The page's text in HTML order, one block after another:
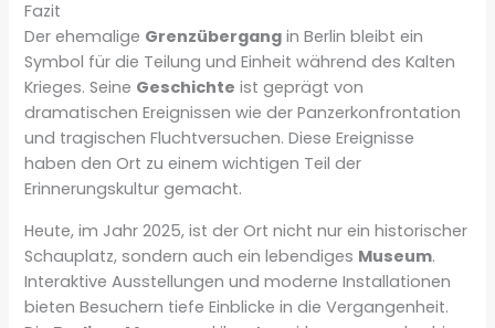
Fazit
Der ehemalige Grenzübergang in Berlin bleibt ein
Symbol für die Teilung und Einheit während des Kalten
Krieges. Seine Geschichte ist geprägt von
dramatischen Ereignissen wie der Panzerkonfrontation
und tragischen Fluchtversuchen. Diese Ereignisse
haben den Ort zu einem wichtigen Teil der
Erinnerungskultur gemacht.
Heute, im Jahr 2025, ist der Ort nicht nur ein historischer
Schauplatz, sondern auch ein lebendiges Museum.
Interaktive Ausstellungen und moderne Installationen
bieten Besuchern tiefe Einblicke in die Vergangenheit.